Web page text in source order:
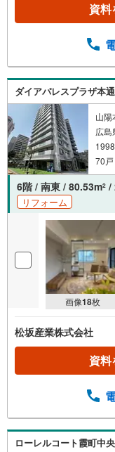
資料
ダイアパレスプラザ本
山陽
広島
70
6階 / 南東 / 80.53m2 /
リフォーム
画像18枚
松坂産業株式会社
資料
ローレルコート霞町中